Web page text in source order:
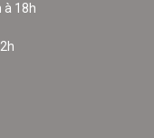
à 18h